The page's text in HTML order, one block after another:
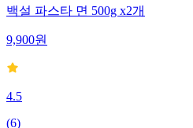
백설 파스타 면 500g x2개
9,900원
4.5